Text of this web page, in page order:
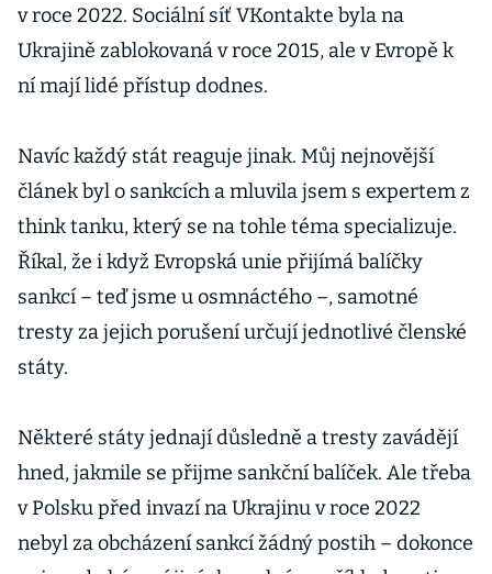
v roce 2022. Sociální síť VKontakte byla na
Ukrajině zablokovaná v roce 2015, ale v Evropě k
ní mají lidé přístup dodnes.
Navíc každý stát reaguje jinak. Můj nejnovější
článek byl o sankcích a mluvila jsem s expertem z
think tanku, který se na tohle téma specializuje.
Říkal, že i když Evropská unie přijímá balíčky
sankcí – teď jsme u osmnáctého –, samotné
tresty za jejich porušení určují jednotlivé členské
státy.
Některé státy jednají důsledně a tresty zavádějí
hned, jakmile se přijme sankční balíček. Ale třeba
v Polsku před invazí na Ukrajinu v roce 2022
nebyl za obcházení sankcí žádný postih – dokonce